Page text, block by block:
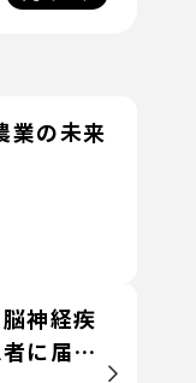
業の未来
神経疾
に届け